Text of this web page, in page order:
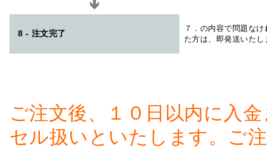
8 - 注文完了
７．の内容で問題な
た方は、即発送いたし
ご注文後、１０日以内に入
セル扱いといたします。ご